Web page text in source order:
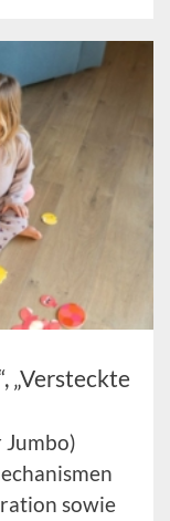
„Versteckte
sowie